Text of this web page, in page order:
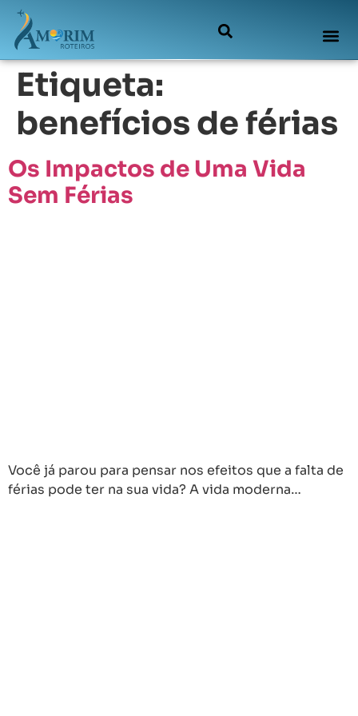
Etiqueta:
benefícios de férias
Os Impactos de Uma Vida
Sem Férias
Você já parou para pensar nos efeitos que a falta de
férias pode ter na sua vida? A vida moderna…